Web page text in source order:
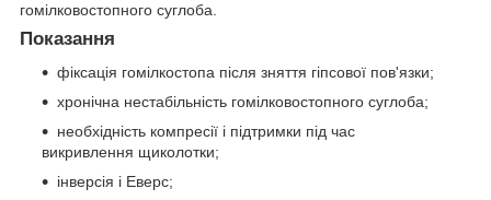
гомілковостопного суглоба.
Показання
фіксація гомілкостопа після зняття гіпсової пов'язки;
хронічна нестабільність гомілковостопного суглоба;
необхідність компресії і підтримки під час
викривлення щиколотки;
інверсія і Еверс;